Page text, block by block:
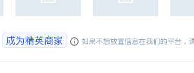
成为精英商家 如果不想放置信息在我们的平台，